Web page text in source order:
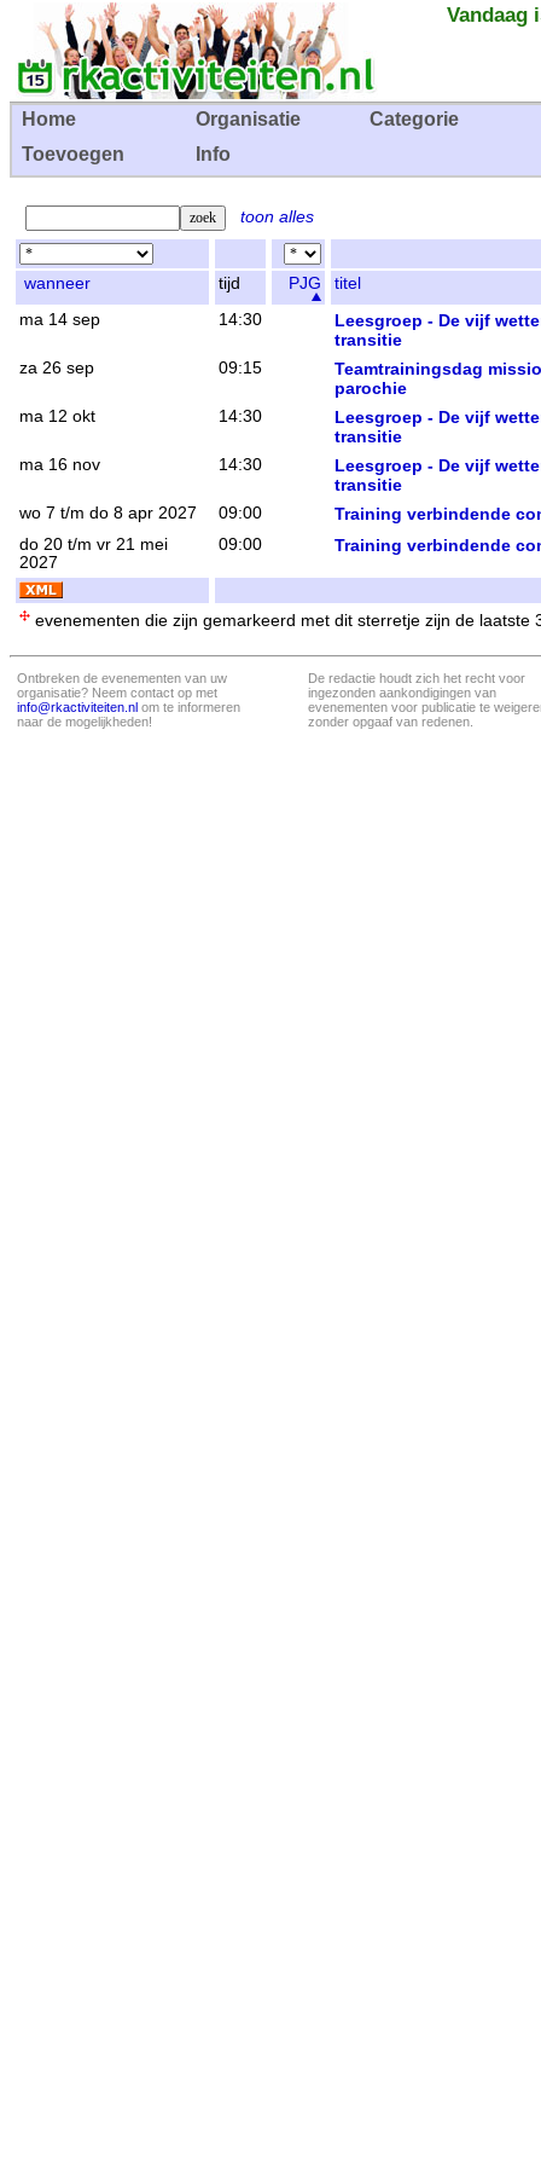
Vandaag
Home Organisatie
Categorie
Toevoegen
Info
toon alles
wanneer tijd PJG
titel
ma 14 sep
14:30
Leesgroep - De vijf
transitie
za 26 sep 09:15
Teamtrainingsdag
parochie
ma 12 okt 14:30
Leesgroep - De vijf
transitie
ma 16 nov 14:30
Leesgroep - De vijf
transitie
wo 7 t/m do 8 apr 2027 09:00 Training verbindende
do 20 t/m vr 21 mei
2027
09:00 Training verbindende
evenementen die zijn gemarkeerd met dit sterretje zijn de laatste
Ontbreken de evenementen van uw
organisatie? Neem contact op met
info@rkactiviteiten.nl om te informeren
naar de mogelijkheden!
De redactie houdt zich het recht voor
ingezonden aankondigingen van
evenementen voor publicatie te
zonder opgaaf van redenen.